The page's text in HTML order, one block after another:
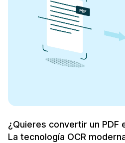
¿Quieres convertir un PDF
La tecnología OCR